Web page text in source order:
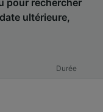
ultérieure,
Durée